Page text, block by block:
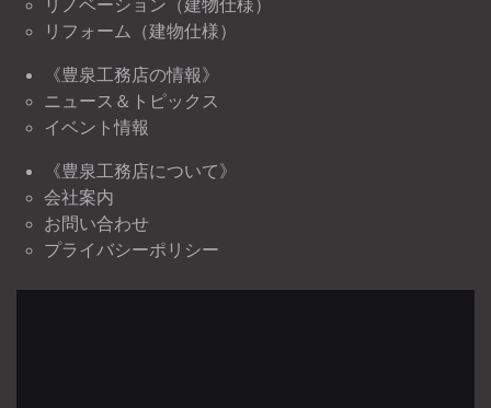
リノベーション（建物仕様）
リフォーム（建物仕様）
《豊泉工務店の情報》
ニュース＆トピックス
イベント情報
《豊泉工務店について》
会社案内
お問い合わせ
プライバシーポリシー